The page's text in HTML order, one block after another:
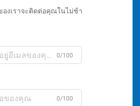
งเราจะติดต่อคุณในไม่ช้า
0/100
0/100